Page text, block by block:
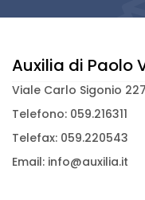
Auxilia di Paolo
Viale Carlo Sigonio
Telefono: 059.216311
Telefax: 059.220543
Email: info@auxilia.it